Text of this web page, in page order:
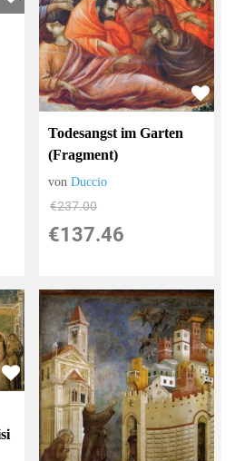
Todesangst im Garten
(Fragment)
vonDuccio
€237.00
€137.46